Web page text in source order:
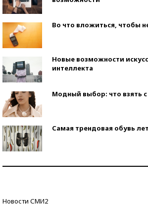
Во что вложиться, чтобы
Новые возможности
интеллекта
Модный выбор: что взять с
Самая трендовая обувь
Новости СМИ2